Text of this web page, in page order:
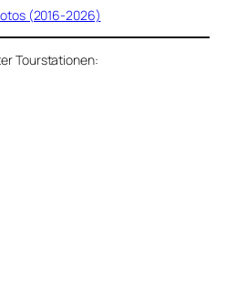
(2016-2026)
Tourstationen: